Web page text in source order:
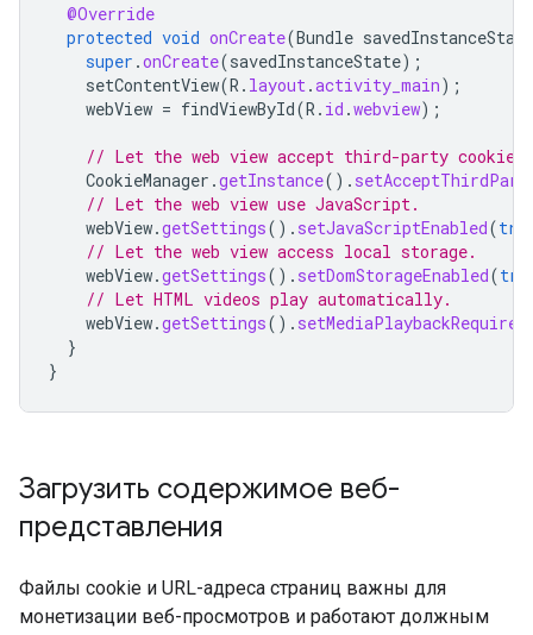
@Override
protected void onCreate(Bundle savedInstanceState
super .onCreate(savedInstanceState);
setContentView(R . layout.activity_main);
webView = findViewById(R . id .webview);
// Let the web view accept third-party cookies.
CookieManager .getInstance().
// Let the web view use JavaScript.
webView.getSettings(). setJavaScriptEnabled(
// Let the web view access local storage.
webView.getSettings(). setDomStorageEnabled(
// Let HTML videos play automatically.
webView.getSettings().
}
}
Загрузить содержимое веб-
представления
Файлы cookie и URL-адреса страниц важны для
монетизации веб-просмотров и работают должным